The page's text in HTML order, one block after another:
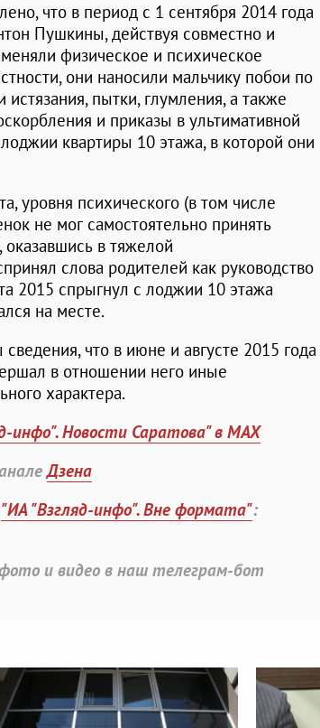
что в период с 1 сентября 2014 года
Пушкины, действуя совместно и
физическое и психическое
они наносили мальчику побои по
пытки, глумления, а также
и приказы в ультимативной
квартиры 10 этажа, в которой они
уровня психического (в том числе
не мог самостоятельно принять
в тяжелой
слова родителей как руководство
2015 спрыгнул с лоджии 10 этажа
на месте.
что в июне и августе 2015 года
в отношении него иные
характера.
инфо". Новости Саратова" в MAX
Дзена
"ИА "Взгляд-инфо". Вне формата":
и видео в наш телеграм-бот